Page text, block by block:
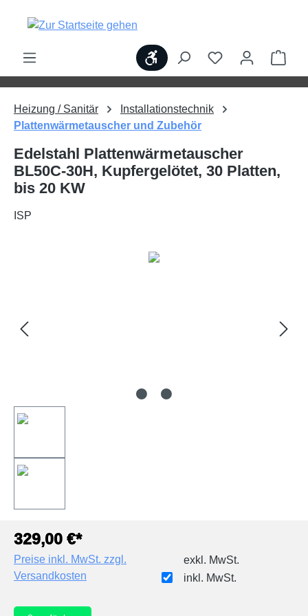
springen
Werkzeugleiste anzeigen
Heizung / Sanitär
Installationstechnik
Plattenwärmetauscher und Zubehör
Edelstahl Plattenwärmetauscher
BL50C-30H, Kupfergelötet, 30 Platten,
bis 20 KW
ISP
329,00 €*
Preise inkl. MwSt. zzgl.
Versandkosten
exkl. MwSt.
inkl. MwSt.